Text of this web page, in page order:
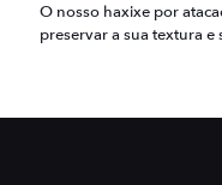
O nosso haxixe por
preservar a sua textura e